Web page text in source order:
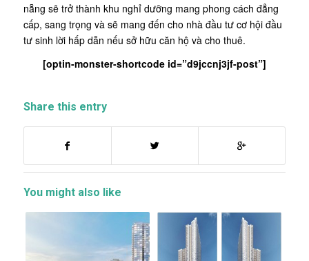
nẵng sẽ trở thành khu nghỉ dưỡng mang phong cách đẳng
cấp, sang trọng và sẽ mang đến cho nhà đầu tư cơ hội đầu
tư sinh lời hấp dẫn nếu sở hữu căn hộ và cho thuê.
[optin-monster-shortcode id=”d9jccnj3jf-post”]
Share this entry
You might also like